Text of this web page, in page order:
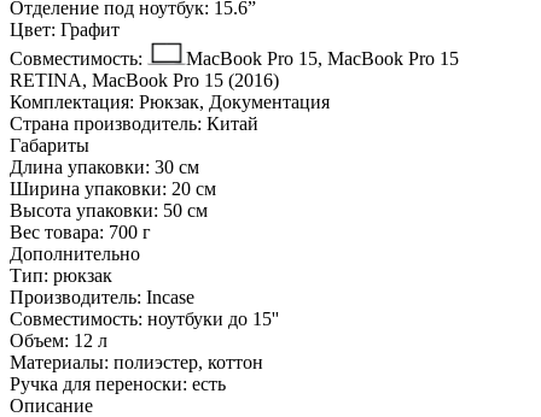
Отделение под ноутбук: 15.6ˮ
Цвет: Графит
Совместимость:
MacBook Pro 15, MacBook Pro 15
RETINA, MacBook Pro 15 (2016)
Комплектация: Рюкзак, Документация
Страна производитель: Китай
Габариты
Длина упаковки: 30 см
Ширина упаковки: 20 см
Высота упаковки: 50 см
Вес товара: 700 г
Дополнительно
Тип: рюкзак
Производитель: Incase
Совместимость: ноутбуки до 15''
Объем: 12 л
Материалы: полиэстер, коттон
Ручка для переноски: есть
Описание